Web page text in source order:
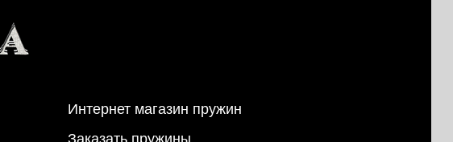
Интернет магазин пружин